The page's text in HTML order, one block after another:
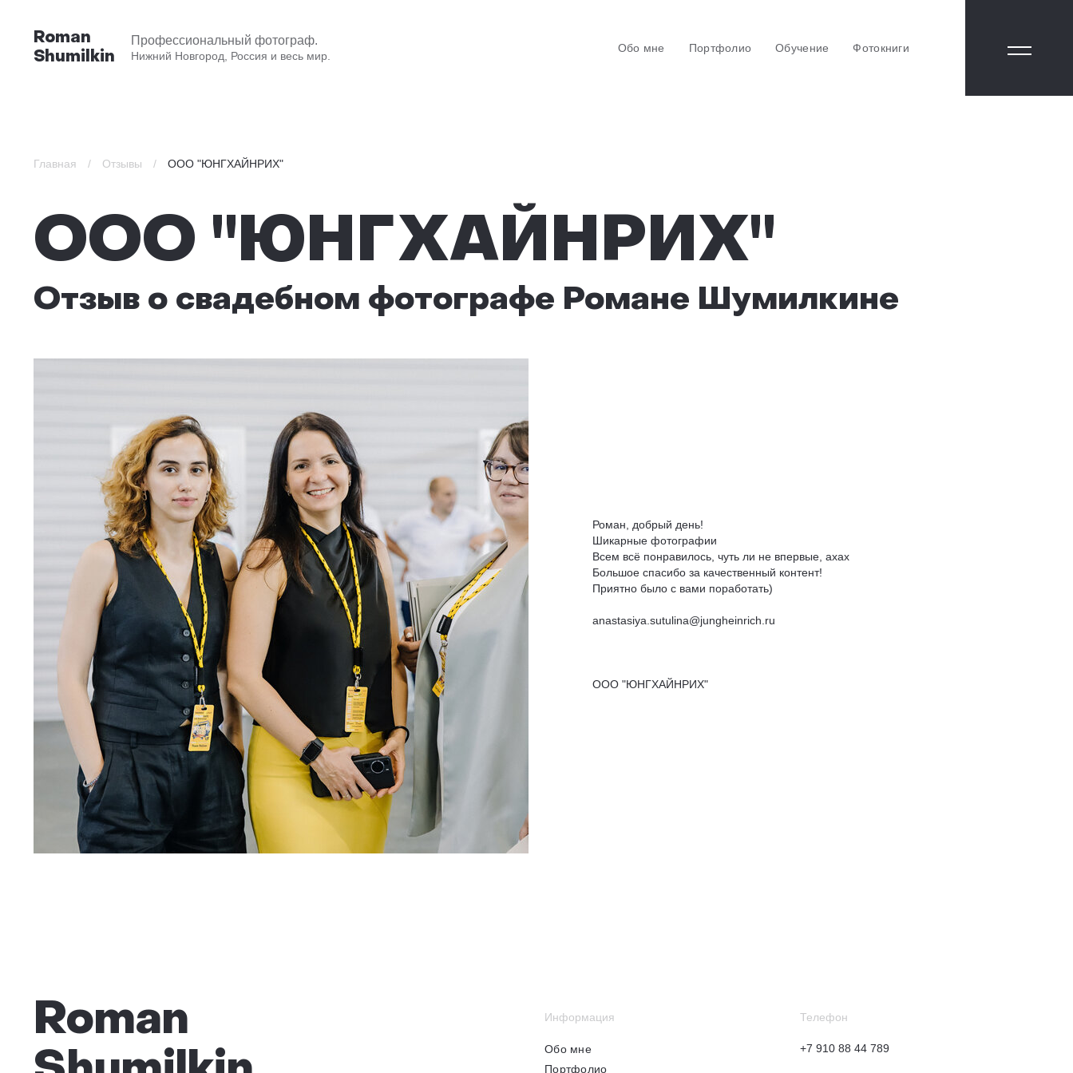
Roman
Shumilkin
Профессиональный фотограф.
Нижний Новгород, Россия и весь мир.
Обо мне Портфолио Обучение Фотокниги
Главная / Отзывы / ООО "ЮНГХАЙНРИХ"
ООО "ЮНГХАЙНРИХ"
Отзыв о свадебном фотографе Романе Шумилкине
Роман, добрый день!
Шикарные фотографии
Всем всё понравилось, чуть ли не впервые, ахах
Большое спасибо за качественный контент!
Приятно было с вами поработать)
anastasiya.sutulina@jungheinrich.ru
ООО "ЮНГХАЙНРИХ"
Roman
Информация
Обо мне
Портфолио
Телефон
+7 910 88 44 789